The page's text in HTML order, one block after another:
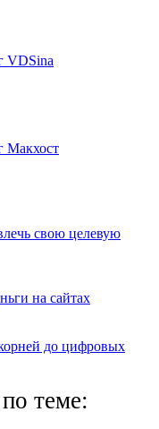
свою целевую
на сайтах
до цифровых
теме: